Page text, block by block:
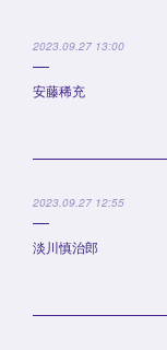
2023.09.27 13:00
安藤稀充
2023.09.27 12:55
淡川慎治郎